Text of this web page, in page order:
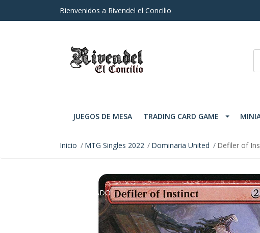
Bienvenidos a Rivendel el Concilio
JUEGOS DE MESA TRADING CARD GAME
Inicio MTG Singles 2022 Dominaria United Defiler of
AGOTADO